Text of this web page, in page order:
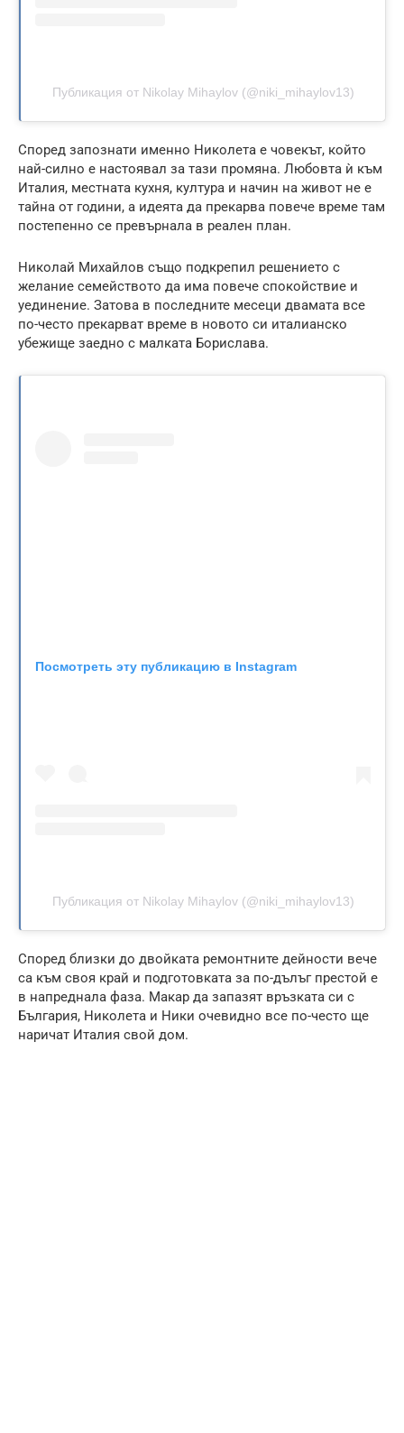
Публикация от Nikolay Mihaylov (@niki_mihaylov13)
Според запознати именно Николета е човекът, който
най-силно е настоявал за тази промяна. Любовта ѝ към
Италия, местната кухня, култура и начин на живот не е
тайна от години, а идеята да прекарва повече време там
постепенно се превърнала в реален план.
Николай Михайлов също подкрепил решението с
желание семейството да има повече спокойствие и
уединение. Затова в последните месеци двамата все
по-често прекарват време в новото си италианско
убежище заедно с малката Борислава.
Посмотреть эту публикацию в Instagram
Публикация от Nikolay Mihaylov (@niki_mihaylov13)
Според близки до двойката ремонтните дейности вече
са към своя край и подготовката за по-дълъг престой е
в напреднала фаза. Макар да запазят връзката си с
България, Николета и Ники очевидно все по-често ще
наричат Италия свой дом.